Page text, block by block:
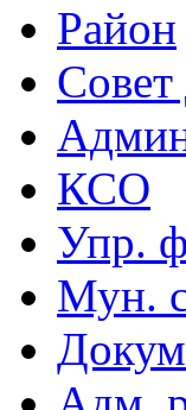
Район
Совет
КСО
Упр.
Мун.